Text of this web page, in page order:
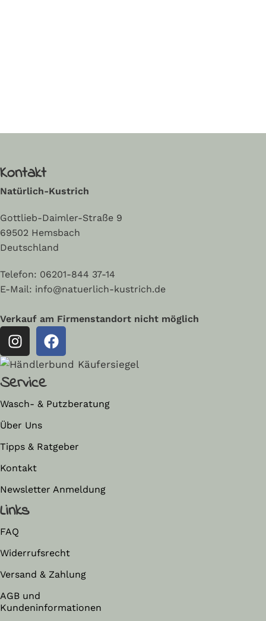
Kontakt
Natürlich-Kustrich
Gottlieb-Daimler-Straße 9
69502 Hemsbach
Deutschland
Telefon: 06201-844 37-14
E-Mail: info@natuerlich-kustrich.de
Verkauf am Firmenstandort nicht möglich
Service
Wasch- & Putzberatung
Über Uns
Tipps & Ratgeber
Kontakt
Newsletter Anmeldung
Links
FAQ
Widerrufsrecht
Versand & Zahlung
AGB und
Kundeninformationen